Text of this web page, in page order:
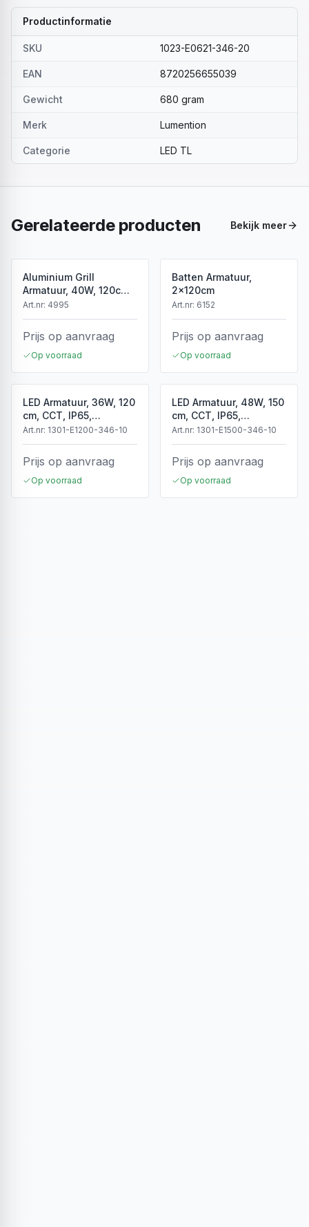
Productinformatie
SKU 1023-E0621-346-20
EAN 8720256655039
Gewicht 680 gram
Merk Lumention
Categorie LED TL
Gerelateerde producten Bekijk meer
Aluminium Grill
Armatuur, 40W, 120cm,
Wit
Art.nr: 4995
Prijs op aanvraag
Op voorraad
Batten Armatuur,
2x120cm
Art.nr: 6152
Prijs op aanvraag
Op voorraad
LED Armatuur, 36W, 120
cm, CCT, IP65,
Koppelbaar
Art.nr: 1301-E1200-346-10
Prijs op aanvraag
Op voorraad
LED Armatuur, 48W, 150
cm, CCT, IP65,
Koppelbaar
Art.nr: 1301-E1500-346-10
Prijs op aanvraag
Op voorraad